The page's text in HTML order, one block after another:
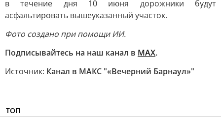
в течение дня 10 июня дорожники будут
асфальтировать вышеуказанный участок.
Фото создано при помощи ИИ.
Подписывайтесь на наш канал в МАХ.
Источник: Канал в МАКС "«Вечерний Барнаул»"
ТОП